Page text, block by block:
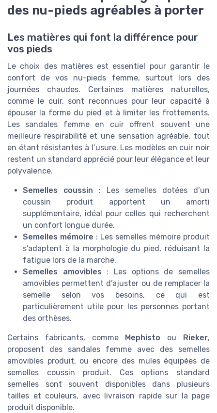
des nu-pieds agréables à porter
Les matières qui font la différence pour
vos pieds
Le choix des matières est essentiel pour garantir le
confort de vos nu-pieds femme, surtout lors des
journées chaudes. Certaines matières naturelles,
comme le cuir, sont reconnues pour leur capacité à
épouser la forme du pied et à limiter les frottements.
Les sandales femme en cuir offrent souvent une
meilleure respirabilité et une sensation agréable, tout
en étant résistantes à l’usure. Les modèles en cuir noir
restent un standard apprécié pour leur élégance et leur
polyvalence.
Semelles coussin : Les semelles dotées d’un
coussin produit apportent un amorti
supplémentaire, idéal pour celles qui recherchent
un confort longue durée.
Semelles mémoire : Les semelles mémoire produit
s’adaptent à la morphologie du pied, réduisant la
fatigue lors de la marche.
Semelles amovibles : Les options de semelles
amovibles permettent d’ajuster ou de remplacer la
semelle selon vos besoins, ce qui est
particulièrement utile pour les personnes portant
des orthèses.
Certains fabricants, comme Mephisto ou Rieker,
proposent des sandales femme avec des semelles
amovibles produit, ou encore des mules équipées de
semelles coussin produit. Ces options standard
semelles sont souvent disponibles dans plusieurs
tailles et couleurs, avec livraison rapide sur la page
produit disponible.